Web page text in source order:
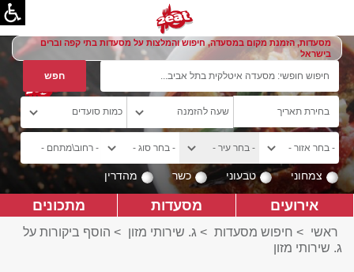
מסעדות, הזמנת מקום במסעדה, חיפוש והמלצות על מסעדות בתי קפה וברים
בישראל
צמחוני טבעוני כשר מהדרין
אירועים מסעדות מתכונים
ראשי > חיפוש מסעדות > ג. שירותי מזון > הוסף ביקורות על
ג. שירותי מזון